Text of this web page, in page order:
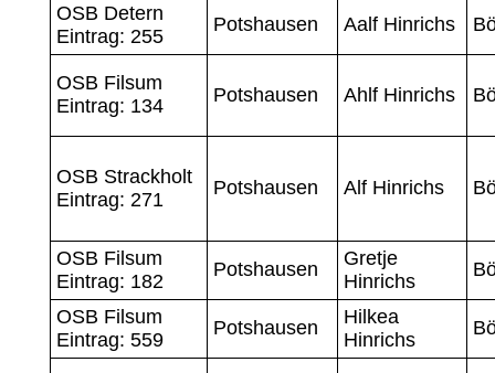
OSB Detern
Eintrag: 255
Potshausen Aalf Hinrichs
OSB Filsum
Eintrag: 134
Potshausen Ahlf Hinrichs
OSB Strackholt
Eintrag: 271
Potshausen Alf Hinrichs
OSB Filsum
Eintrag: 182
Potshausen
Gretje
Hinrichs
OSB Filsum
Eintrag: 559
Potshausen
Hilkea
Hinrichs